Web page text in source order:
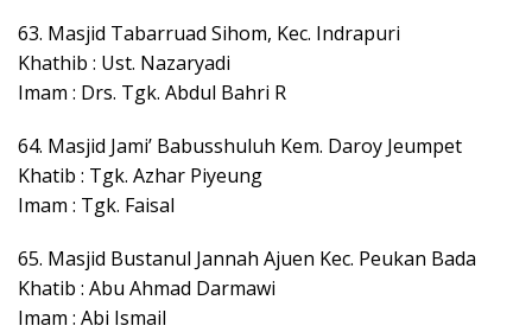
63. Masjid Tabarruad Sihom, Kec. Indrapuri
Khathib : Ust. Nazaryadi
Imam : Drs. Tgk. Abdul Bahri R
64. Masjid Jami’ Babusshuluh Kem. Daroy Jeumpet
Khatib : Tgk. Azhar Piyeung
Imam : Tgk. Faisal
65. Masjid Bustanul Jannah Ajuen Kec. Peukan Bada
Khatib : Abu Ahmad Darmawi
Imam : Abi Ismail